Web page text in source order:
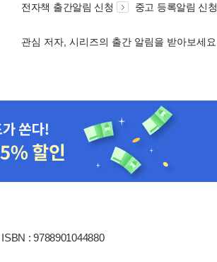
전자책 출간알림 신청 중고 등록알림 신청
관심 저자, 시리즈의 출간 알림을 받아보세요
ISBN : 9788901044880